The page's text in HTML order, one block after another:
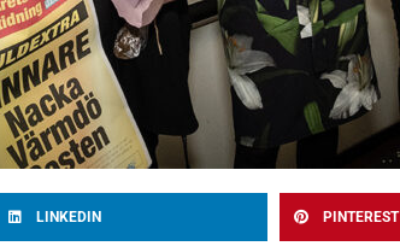
LINKEDIN PINTEREST